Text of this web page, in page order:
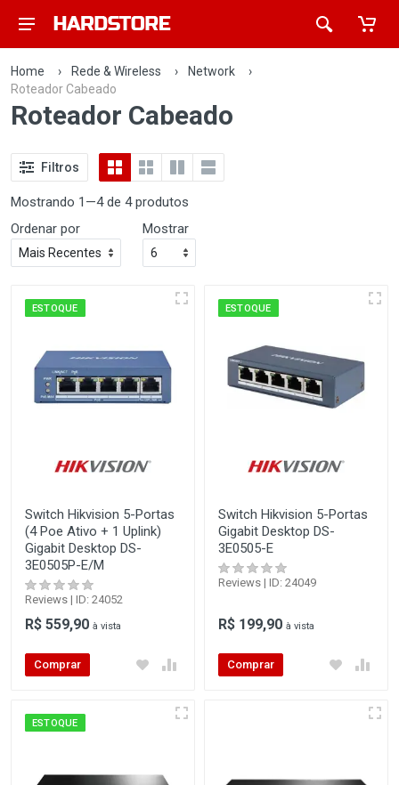
Home › Rede & Wireless › Network
›
Roteador Cabeado
Roteador Cabeado
Filtros
Mostrando 1—4 de 4 produtos
Ordenar por
Mostrar
ESTOQUE
Switch Hikvision 5-Portas
(4 Poe Ativo + 1 Uplink)
Gigabit Desktop DS-
3E0505P-E/M
Reviews | ID: 24052
R$ 559,90 à vista
Comprar
ESTOQUE
Switch Hikvision 5-Portas
Gigabit Desktop DS-
3E0505-E
Reviews | ID: 24049
R$ 199,90 à vista
Comprar
ESTOQUE